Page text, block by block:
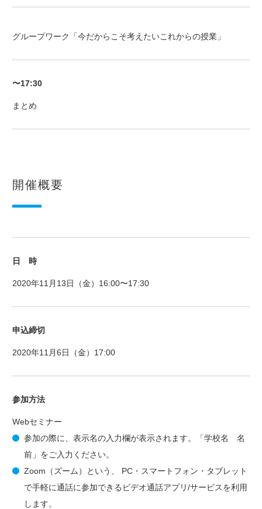
グループワーク「今だからこそ考えたいこれからの授業」
〜17:30
まとめ
開催概要
日 時
2020年11月13日（金）16:00〜17:30
申込締切
2020年11月6日（金）17:00
参加方法
Webセミナー
参加の際に、表示名の入力欄が表示されます。「学校名 名
前」をご入力ください。
Zoom（ズーム）という、 PC・スマートフォン・タブレット
で手軽に通話に参加できるビデオ通話アプリ/サービスを利用
します。